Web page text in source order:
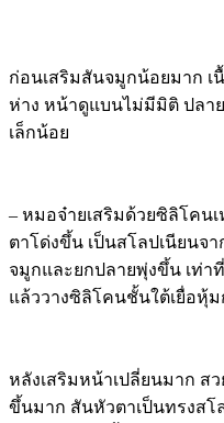
ก่อนเสริมสันจมูกน้อยมาก เ
ห่าง หน้าดูแบนไม่มีมิติ ปลา
เล็กน้อย
– หมอจ๋ายเสริมด้วยซิลิโคน
ตาโด่งขึ้น เป็นสโลปเนียนจ
จมูกและยกปลายพุ่งขึ้น เท่า
แล้ววางซิลิโคนชั้นใต้เยื่อหุ้
หลังเสริมหน้าเปลี่ยนมาก
ขึ้นมาก สันหัวตาเป็นทรงสโ